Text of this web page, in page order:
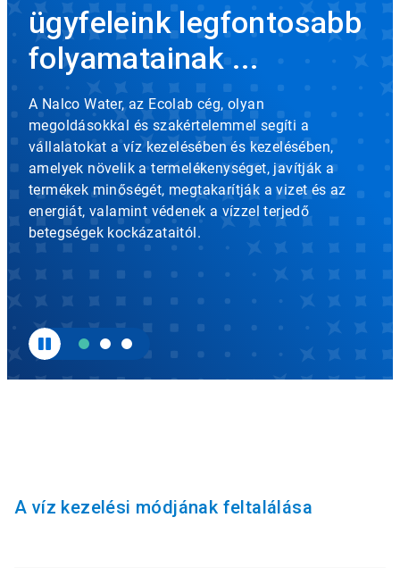
Use
the
navigate.
ügyfeleink legfontosabb
folyamatainak ...
A Nalco Water, az Ecolab cég, olyan
megoldásokkal és szakértelemmel segíti a
vállalatokat a víz kezelésében és kezelésében,
amelyek növelik a termelékenységet, javítják a
termékek minőségét, megtakarítják a vizet és az
energiát, valamint védenek a vízzel terjedő
betegségek kockázataitól.
A víz kezelési módjának feltalálása